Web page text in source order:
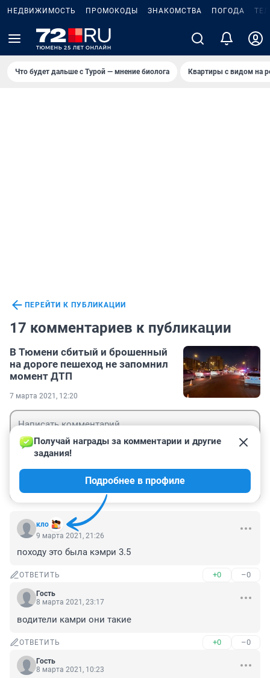
НЕДВИЖИМОСТЬ ПРОМОКОДЫ ЗНАКОМСТВА ПОГОДА
Что будет дальше с Турой — мнение биолога Квартиры с видом на
ПЕРЕЙТИ К ПУБЛИКАЦИИ
17 комментариев к публикации
В Тюмени сбитый и брошенный
на дороге пешеход не запомнил
момент ДТП
7 марта 2021, 12:20
кло
Получай награды за комментарии и другие
задания!
Подробнее в профиле
9 марта 2021, 21:26
походу это была кэмри 3.5
ОТВЕТИТЬ +0 –0
Гость
8 марта 2021, 23:17
водители камри они такие
ОТВЕТИТЬ +0 –0
Гость
8 марта 2021, 10:23